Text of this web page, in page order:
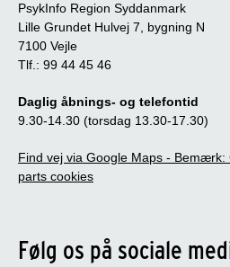
PsykInfo Region Syddanmark
Lille Grundet Hulvej 7, bygning N
7100 Vejle
Tlf.: 99 44 45 46
Daglig åbnings- og telefontid
9.30-14.30 (torsdag 13.30-17.30)
Find vej via Google Maps -
parts cookies
Følg os på sociale